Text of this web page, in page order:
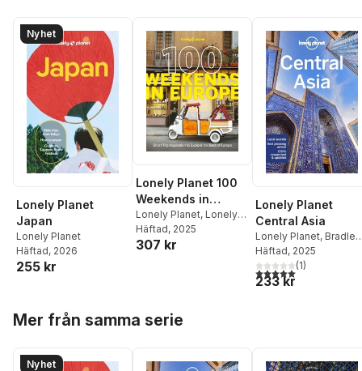
Nyhet
Lonely Planet
Japan
Lonely Planet
Häftad, 2026
255 kr
Lonely Planet 100
Weekends in
Europe
Lonely Planet, Lonely
Planet
Häftad, 2025
307 kr
Lonely Planet
Central Asia
Lonely Planet, Bradley
Mayhew,Mark Elliott
Anna Kaminski
Stephen Lioy
Häftad, 2025
5,0utav 5 stjärnor.
(1)
233 kr
Mer från samma serie
Nyhet